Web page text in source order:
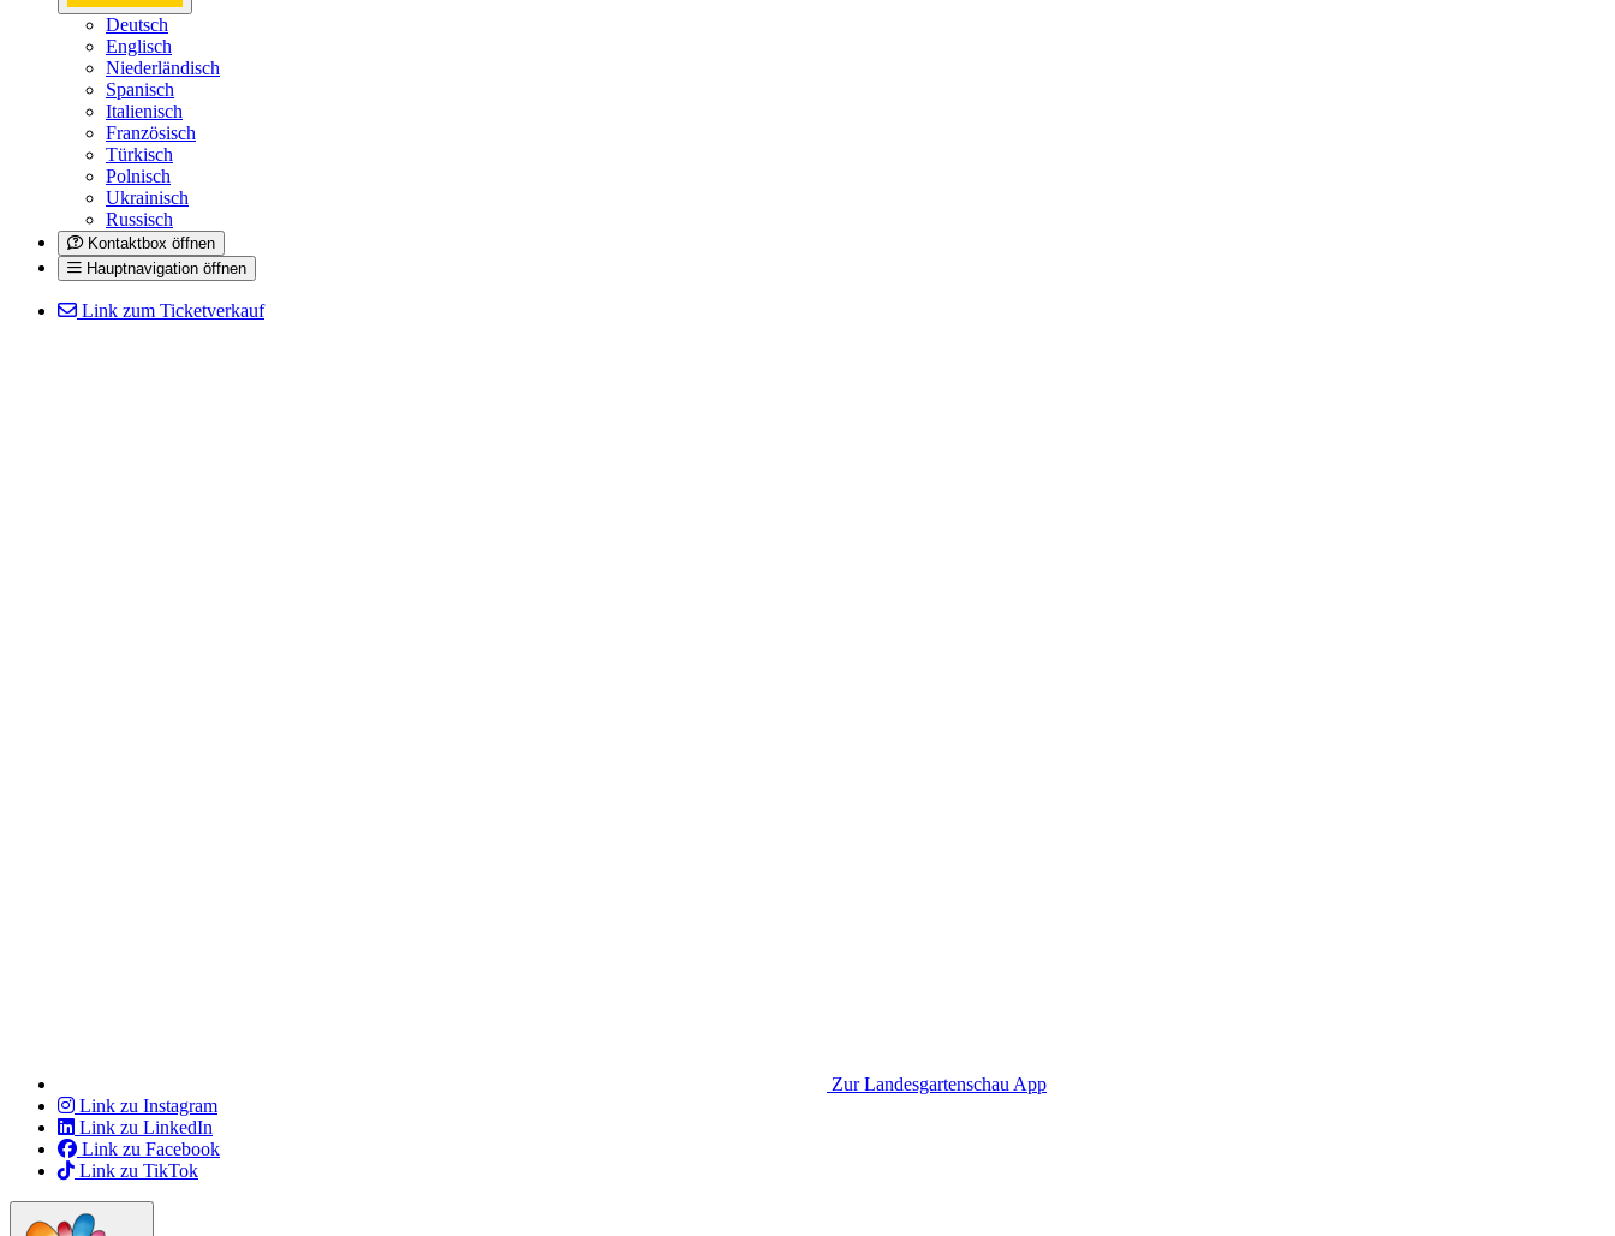
Deutsch
Englisch
Niederländisch
Spanisch
Italienisch
Französisch
Türkisch
Polnisch
Ukrainisch
Russisch
Kontaktbox öffnen
Hauptnavigation öffnen
Link zum Ticketverkauf
Zur Landesgartenschau App
Link zu Instagram
Link zu LinkedIn
Link zu Facebook
Link zu TikTok